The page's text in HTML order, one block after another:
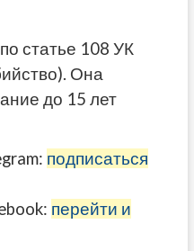
статье 108 УК
Она
до 15 лет
подписаться
перейти и